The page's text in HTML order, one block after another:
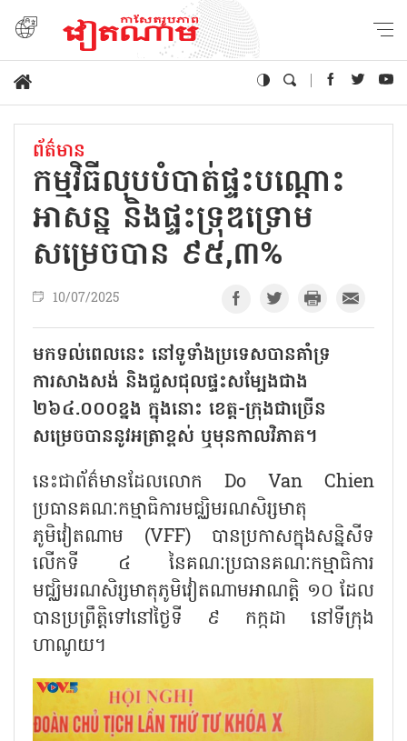
ព័ត៌មាន
កម្មវិធី​លុប​បំបាត់​ផ្ទះ​បណ្ដោះ​
អាសន្ន និង​​ផ្ទះទ្រុឌទ្រោម​
សម្រេច​បាន ៩៥,៣%
10/07/2025
មកទល់ពេលនេះ នៅទូទាំងប្រទេសបានគាំទ្រ
ការសាងសង់ និងជួសជុលផ្ទះសម្បែងជាង
២៦៤.០០០ខ្នង ក្នុងនោះ ខេត្ត-ក្រុងជាច្រើន
សម្រេចបាននូវអត្រាខ្ពស់ ឬមុនកាលវិភាគ។
នេះជាព័ត៌មានដែលលោក Do Van Chien
ប្រធានគណៈកម្មាធិការមជ្ឈិមរណសិរ្សមាតុ
ភូមិវៀតណាម (VFF) បានប្រកាសក្នុងសន្និសីទ
លើកទី ៤ នៃគណៈប្រធានគណៈកម្មាធិការ
មជ្ឈិមរណសិរ្សមាតុភូមិវៀតណាមអាណត្តិ ១០ ដែល
បានប្រព្រឹត្តិទៅនៅថ្ងៃទី ៩ កក្កដា នៅទីក្រុង
ហាណូយ។